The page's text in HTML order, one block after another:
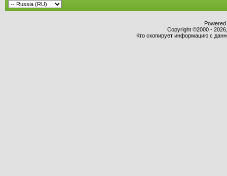
Copyright ©2000 -
Кто скопирует информацию с